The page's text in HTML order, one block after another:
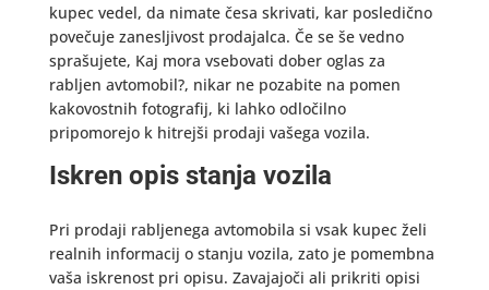
kupec vedel, da nimate česa skrivati, kar posledično
povečuje zanesljivost prodajalca. Če se še vedno
sprašujete, Kaj mora vsebovati dober oglas za
rabljen avtomobil?, nikar ne pozabite na pomen
kakovostnih fotografij, ki lahko odločilno
pripomorejo k hitrejši prodaji vašega vozila.
Iskren opis stanja vozila
Pri prodaji rabljenega avtomobila si vsak kupec želi
realnih informacij o stanju vozila, zato je pomembna
vaša iskrenost pri opisu. Zavajajoči ali prikriti opisi